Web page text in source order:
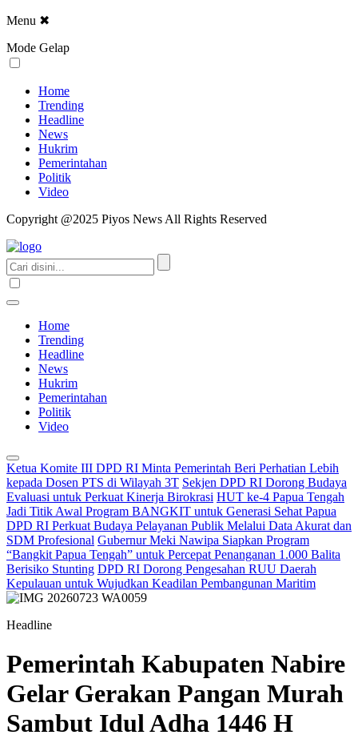
Menu ✖
Mode Gelap
Home
Trending
Headline
News
Hukrim
Pemerintahan
Politik
Video
Copyright @2025 Piyos News All Rights Reserved
Home
Trending
Headline
News
Hukrim
Pemerintahan
Politik
Video
Ketua Komite III DPD RI Minta Pemerintah Beri Perhatian Lebih
kepada Dosen PTS di Wilayah 3T Sekjen DPD RI Dorong Budaya
Evaluasi untuk Perkuat Kinerja Birokrasi HUT ke-4 Papua Tengah
Jadi Titik Awal Program BANGKIT untuk Generasi Sehat Papua
DPD RI Perkuat Budaya Pelayanan Publik Melalui Data Akurat dan
SDM Profesional Gubernur Meki Nawipa Siapkan Program
“Bangkit Papua Tengah” untuk Percepat Penanganan 1.000 Balita
Berisiko Stunting DPD RI Dorong Pengesahan RUU Daerah
Kepulauan untuk Wujudkan Keadilan Pembangunan Maritim
Headline
Pemerintah Kabupaten Nabire
Gelar Gerakan Pangan Murah
Sambut Idul Adha 1446 H